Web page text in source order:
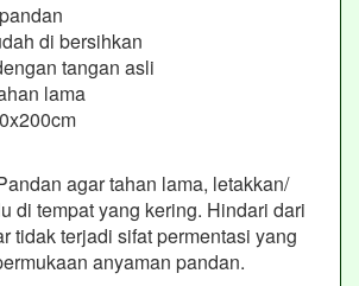
di bersihkan
tangan asli
lama
agar tahan lama, letakkan/
di tempat yang kering. Hindari dari
tidak terjadi sifat permentasi yang
anyaman pandan.